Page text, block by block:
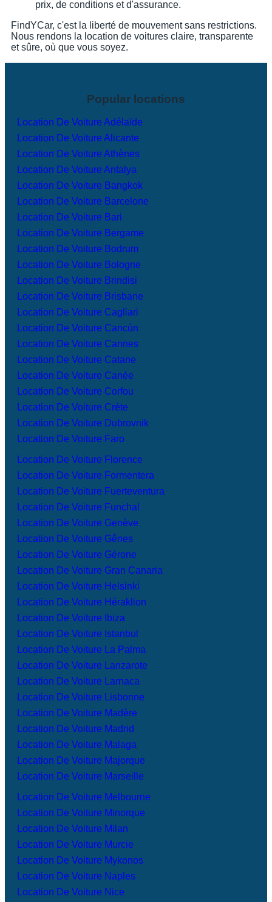
prix, de conditions et d'assurance.
FindYCar, c'est la liberté de mouvement sans restrictions.
Nous rendons la location de voitures claire, transparente
et sûre, où que vous soyez.
Popular locations
Location De Voiture Adélaïde
Location De Voiture Alicante
Location De Voiture Athènes
Location De Voiture Antalya
Location De Voiture Bangkok
Location De Voiture Barcelone
Location De Voiture Bari
Location De Voiture Bergame
Location De Voiture Bodrum
Location De Voiture Bologne
Location De Voiture Brindisi
Location De Voiture Brisbane
Location De Voiture Cagliari
Location De Voiture Cancún
Location De Voiture Cannes
Location De Voiture Catane
Location De Voiture Canée
Location De Voiture Corfou
Location De Voiture Crète
Location De Voiture Dubrovnik
Location De Voiture Faro
Location De Voiture Florence
Location De Voiture Formentera
Location De Voiture Fuerteventura
Location De Voiture Funchal
Location De Voiture Genève
Location De Voiture Gênes
Location De Voiture Gérone
Location De Voiture Gran Canaria
Location De Voiture Helsinki
Location De Voiture Héraklion
Location De Voiture Ibiza
Location De Voiture Istanbul
Location De Voiture La Palma
Location De Voiture Lanzarote
Location De Voiture Larnaca
Location De Voiture Lisbonne
Location De Voiture Madère
Location De Voiture Madrid
Location De Voiture Malaga
Location De Voiture Majorque
Location De Voiture Marseille
Location De Voiture Melbourne
Location De Voiture Minorque
Location De Voiture Milan
Location De Voiture Murcie
Location De Voiture Mykonos
Location De Voiture Naples
Location De Voiture Nice